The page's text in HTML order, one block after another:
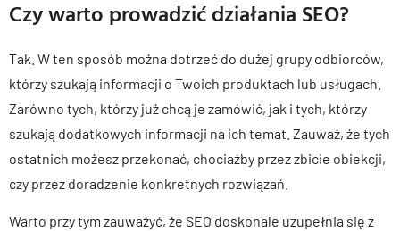
Czy warto prowadzić działania SEO?
Tak. W ten sposób można dotrzeć do dużej grupy odbiorców,
którzy szukają informacji o Twoich produktach lub usługach.
Zarówno tych, którzy już chcą je zamówić, jak i tych, którzy
szukają dodatkowych informacji na ich temat. Zauważ, że tych
ostatnich możesz przekonać, chociażby przez zbicie obiekcji,
czy przez doradzenie konkretnych rozwiązań.
Warto przy tym zauważyć, że SEO doskonale uzupełnia się z